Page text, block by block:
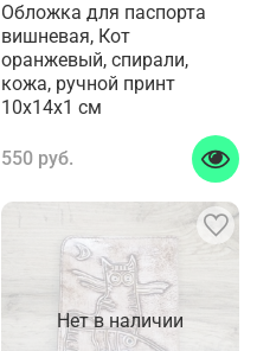
Обложка для паспорта
вишневая, Кот
оранжевый, спирали,
кожа, ручной принт
10x14x1 см
550 руб.
Нет в наличии